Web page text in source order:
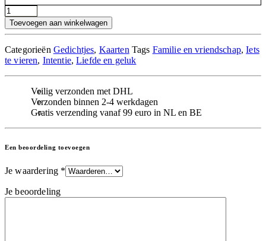
Eigenaardigheden
aantal
Toevoegen aan winkelwagen
Categorieën Gedichtjes, Kaarten Tags Familie en vriendschap,Iets
te vieren, Intentie,Liefde en geluk
Veilig verzonden met DHL
Verzonden binnen 2-4 werkdagen
Gratis verzending vanaf 99 euro in NL en BE
Een beoordeling toevoegen
Je waardering *
Je beoordeling